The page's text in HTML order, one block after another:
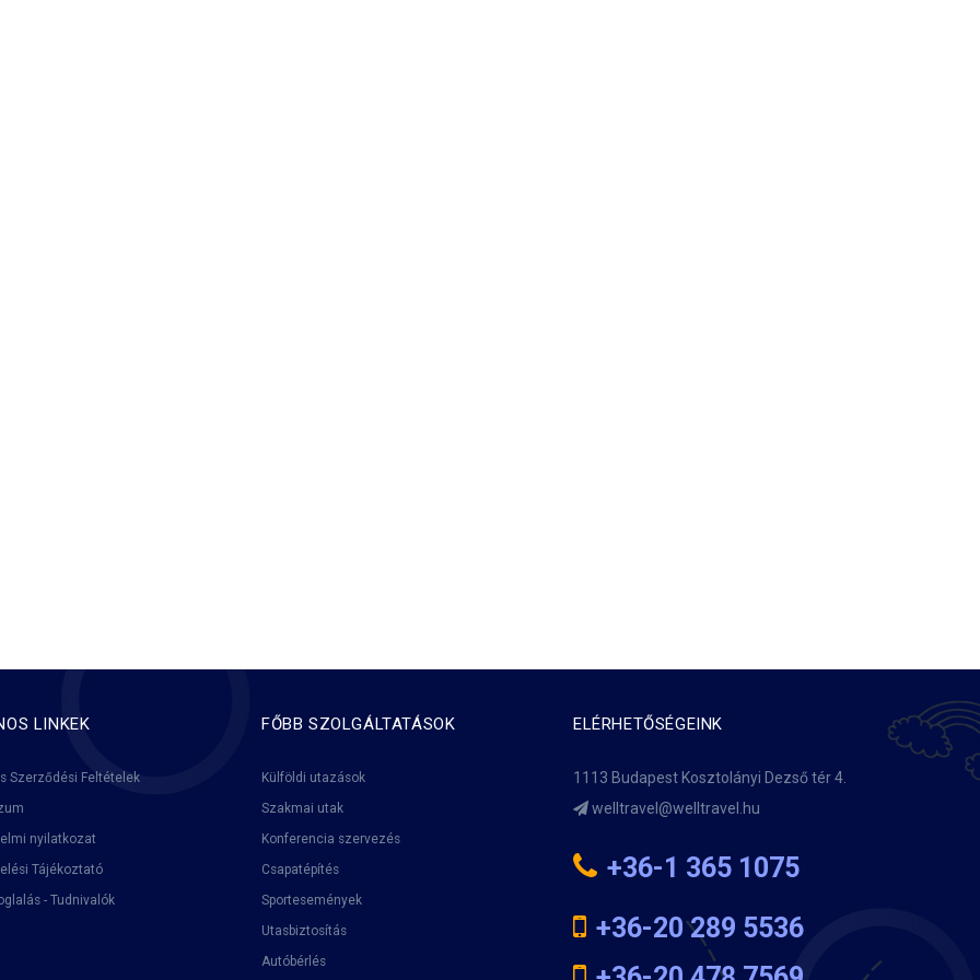
LINKEK
Szerződési Feltételek
nyilatkozat
Tájékoztató
- Tudnivalók
FŐBB SZOLGÁLTATÁSOK
Külföldi utazások
Szakmai utak
Konferencia szervezés
Csapatépítés
Sportesemények
Utasbiztosítás
Autóbérlés
ELÉRHETŐSÉGEINK
1113 Budapest Kosztolányi Dezső tér 4.
+36-1 365 1075
+36-20 289 5536